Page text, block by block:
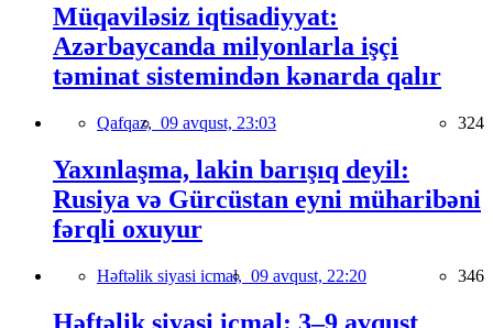
Müqaviləsiz iqtisadiyyat:
Azərbaycanda milyonlarla işçi
təminat sistemindən kənarda qalır
Qafqaz, 09 avqust, 23:03 324
Yaxınlaşma, lakin barışıq deyil:
Rusiya və Gürcüstan eyni müharibəni
fərqli oxuyur
Həftəlik siyasi icmal, 09 avqust, 22:20 346
Həftəlik siyasi icmal: 3–9 avqust